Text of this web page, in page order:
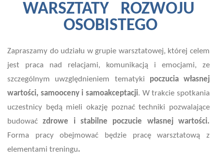
WARSZTATY ROZWOJU
OSOBISTEGO
Zapraszamy do udziału w grupie warsztatowej, której celem
jest praca nad relacjami, komunikacją i emocjami, ze
szczególnym uwzględnieniem tematyki poczucia własnej
wartości, samooceny i samoakceptacji. W trakcie spotkania
uczestnicy będą mieli okazję poznać techniki pozwalające
budowaćzdrowe i stabilne poczucie własnej wartości.
Forma pracy obejmować będzie pracę warsztatową z
elementami treningu.